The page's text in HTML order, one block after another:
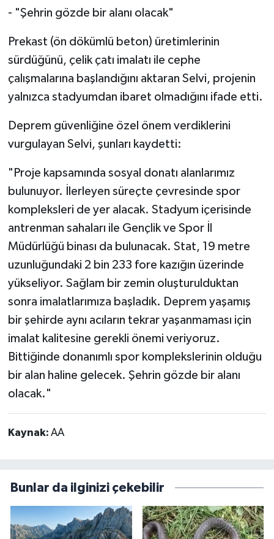
- "Şehrin gözde bir alanı olacak"
Prekast (ön dökümlü beton) üretimlerinin
sürdüğünü, çelik çatı imalatı ile cephe
çalışmalarına başlandığını aktaran Selvi, projenin
yalnızca stadyumdan ibaret olmadığını ifade etti.
Deprem güvenliğine özel önem verdiklerini
vurgulayan Selvi, şunları kaydetti:
"Proje kapsamında sosyal donatı alanlarımız
bulunuyor. İlerleyen süreçte çevresinde spor
kompleksleri de yer alacak. Stadyum içerisinde
antrenman sahaları ile Gençlik ve Spor İl
Müdürlüğü binası da bulunacak. Stat, 19 metre
uzunluğundaki 2 bin 233 fore kazığın üzerinde
yükseliyor. Sağlam bir zemin oluşturulduktan
sonra imalatlarımıza başladık. Deprem yaşamış
bir şehirde aynı acıların tekrar yaşanmaması için
imalat kalitesine gerekli önemi veriyoruz.
Bittiğinde donanımlı spor komplekslerinin olduğu
bir alan haline gelecek. Şehrin gözde bir alanı
olacak."
Kaynak: AA
Bunlar da ilginizi çekebilir